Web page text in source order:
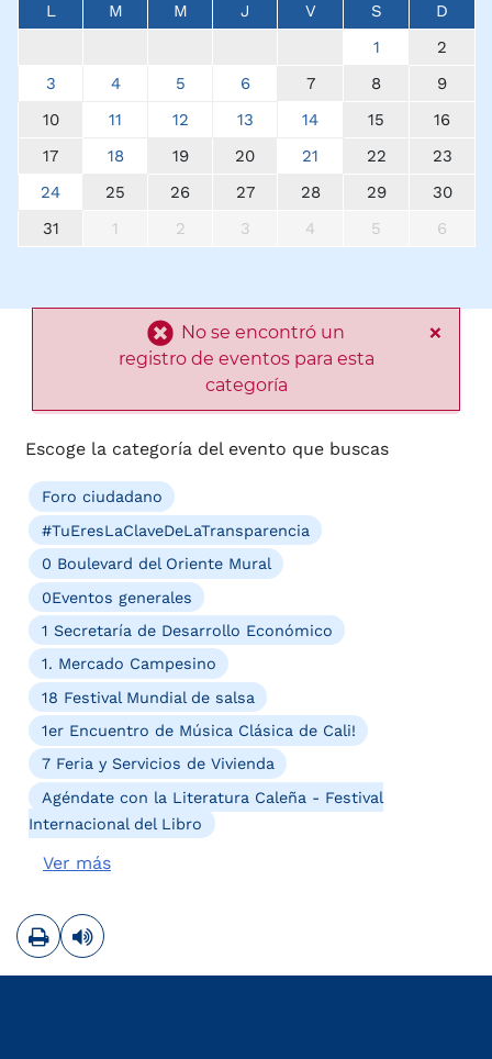
L M M J V S
D
1
2
3
4 5 6 7 8
9
10
11 12 13 14 15
16
17
18 19 20 21 22
23
24
25 26 27 28 29
30
31
1 2 3 4 5 6
×
No se encontró un
registro de eventos para esta
categoría
Escoge la categoría del evento que buscas
Foro ciudadano
#TuEresLaClaveDeLaTransparencia
0 Boulevard del Oriente Mural
0Eventos generales
1 Secretaría de Desarrollo Económico
1. Mercado Campesino
18 Festival Mundial de salsa
1er Encuentro de Música Clásica de Cali!
7 Feria y Servicios de Vivienda
Agéndate con la Literatura Caleña - Festival
Internacional del Libro
Ver más
ImprimirLeer contenido